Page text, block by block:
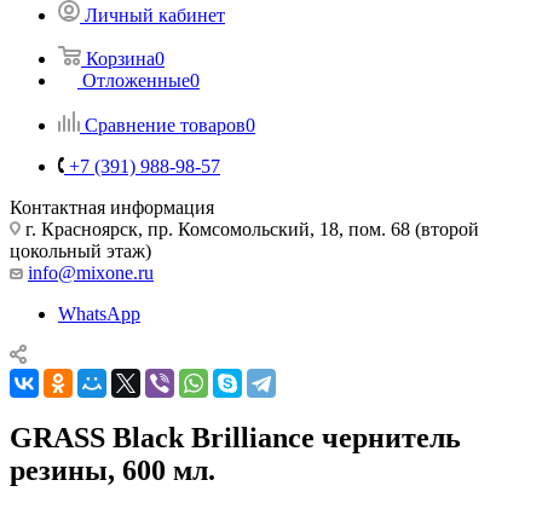
Личный кабинет
Корзина0
Отложенные0
Сравнение товаров0
+7 (391) 988-98-57
Контактная информация
г. Красноярск, пр. Комсомольский, 18, пом. 68 (второй
цокольный этаж)
info@mixone.ru
WhatsApp
GRASS Black Brilliance чернитель
резины, 600 мл.